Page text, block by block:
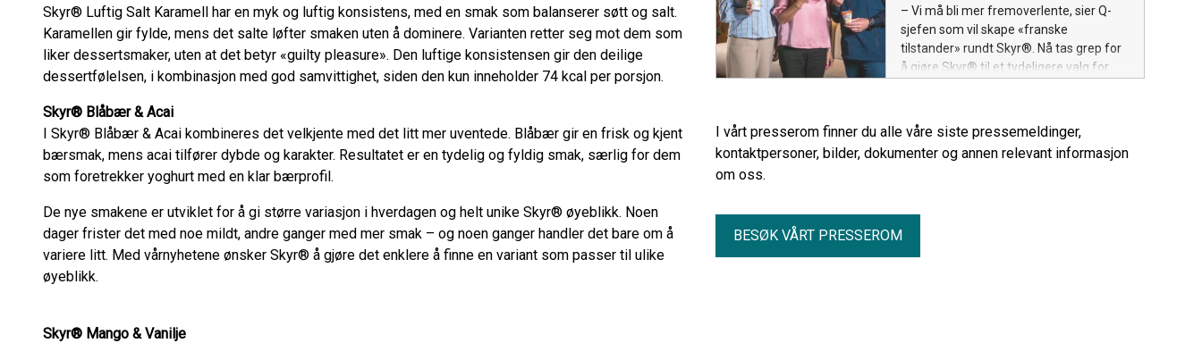
Skyr® Luftig Salt Karamell har en myk og luftig konsistens, med en smak som balanserer søtt og salt.
Karamellen gir fylde, mens det salte løfter smaken uten å dominere. Varianten retter seg mot dem som
liker dessertsmaker, uten at det betyr «guilty pleasure». Den luftige konsistensen gir den deilige
dessertfølelsen, i kombinasjon med god samvittighet, siden den kun inneholder 74 kcal per porsjon.
Skyr® Blåbær & Acai
I Skyr® Blåbær & Acai kombineres det velkjente med det litt mer uventede. Blåbær gir en frisk og kjent
bærsmak, mens acai tilfører dybde og karakter. Resultatet er en tydelig og fyldig smak, særlig for dem
som foretrekker yoghurt med en klar bærprofil.
De nye smakene er utviklet for å gi større variasjon i hverdagen og helt unike Skyr® øyeblikk. Noen
dager frister det med noe mildt, andre ganger med mer smak – og noen ganger handler det bare om å
variere litt. Med vårnyhetene ønsker Skyr® å gjøre det enklere å finne en variant som passer til ulike
øyeblikk.
Skyr® Mango & Vanilje
– Vi må bli mer fremoverlente, sier Q-
sjefen som vil skape «franske
tilstander» rundt Skyr®. Nå tas grep for
å gjøre Skyr® til et tydeligere valg for
I vårt presserom finner du alle våre siste pressemeldinger,
kontaktpersoner, bilder, dokumenter og annen relevant informasjon
om oss.
BESØK VÅRT PRESSEROM